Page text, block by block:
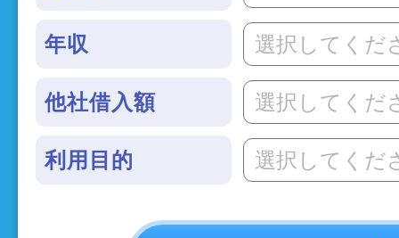
年収 選択してくだ
他社借入額 選択してくだ
利用目的 選択してくだ